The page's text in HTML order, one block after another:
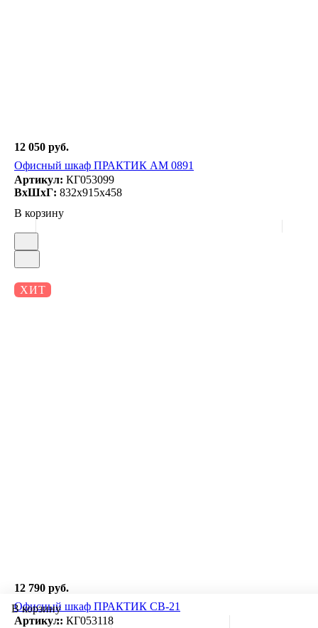
В корзину
12 050 руб.
Офисный шкаф ПРАКТИК AM 0891
Артикул: КГ053099
ВxШxГ: 832x915x458
В корзину
ХИТ
12 790 руб.
Офисный шкаф ПРАКТИК СВ-21
Артикул: КГ053118